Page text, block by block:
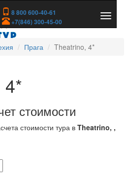
8 800 600-40-61
+7(846) 300-45-00
скрыть
Прага Theatrino, 4*
4*
стоимости
стоимости тура в Theatrino, ,